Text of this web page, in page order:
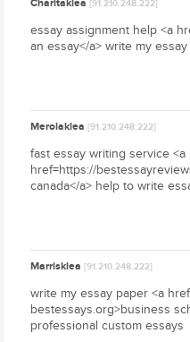
Charitaklea[91.210.248.222]
essay assignment help <a
an essay</a> write my
Merolaklea[91.210.248.222]
fast essay writing service <a
href=https://
canada</a> help to write
Marrisklea[91.210.248.222]
write my essay paper <a
bestessays.org>business
professional custom essays